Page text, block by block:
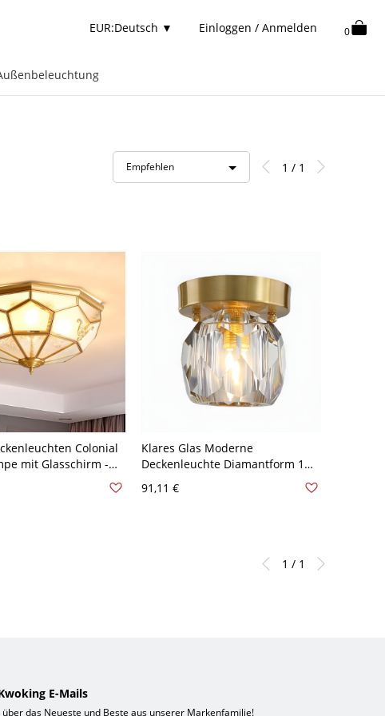
EUR:Deutsch ▼ Einloggen / Anmelden 0
Empfehlen 1 / 1
Colonial
mit Glasschirm -
120V 3 Dampfdom
Klares Glas Moderne
Deckenleuchte Diamantform 1
Deckenleuchte
91,11 €
1 / 1
E-Mails
das Neueste und Beste aus unserer Markenfamilie!